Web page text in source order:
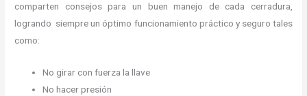
comparten consejos para un buen manejo de cada cerradura,
logrando siempre un óptimo funcionamiento práctico y seguro tales
como:
No girar con fuerza la llave
No hacer presión